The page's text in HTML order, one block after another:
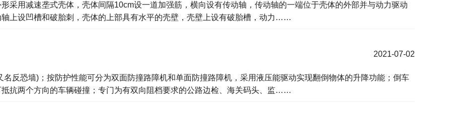
采用减速垄式壳体，壳体间隔10cm设一道加强筋，横向设有传动轴，传动轴的一端位于壳体的外部并与动力驱动
上设凹槽和破胎刺，壳体的上部具有水平的壳壁，壳壁上设有破胎槽，动力……
2021-07-02
名反恐墙)；按防护性能可分为双面防撞路障机和单面防撞路障机，采用液压能驱动实现翻倒物体的升降功能；倒车
抗两个方向的车辆碰撞；专门为有双向阻档要求的公路边检、海关码头、监……